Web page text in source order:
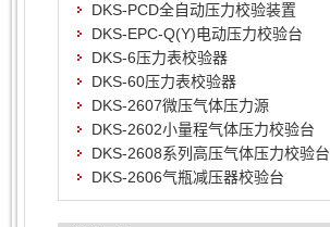
DKS-PCD全自动压力校验装置
DKS-EPC-Q(Y)电动压力校验台
DKS-6压力表校验器
DKS-60压力表校验器
DKS-2607微压气体压力源
DKS-2602小量程气体压力校验台
DKS-2608系列高压气体压力校验台
DKS-2606气瓶减压器校验台